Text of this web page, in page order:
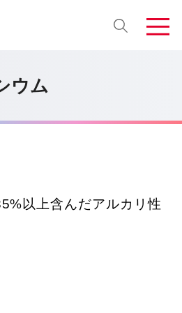
ウム
以上含んだアルカリ性